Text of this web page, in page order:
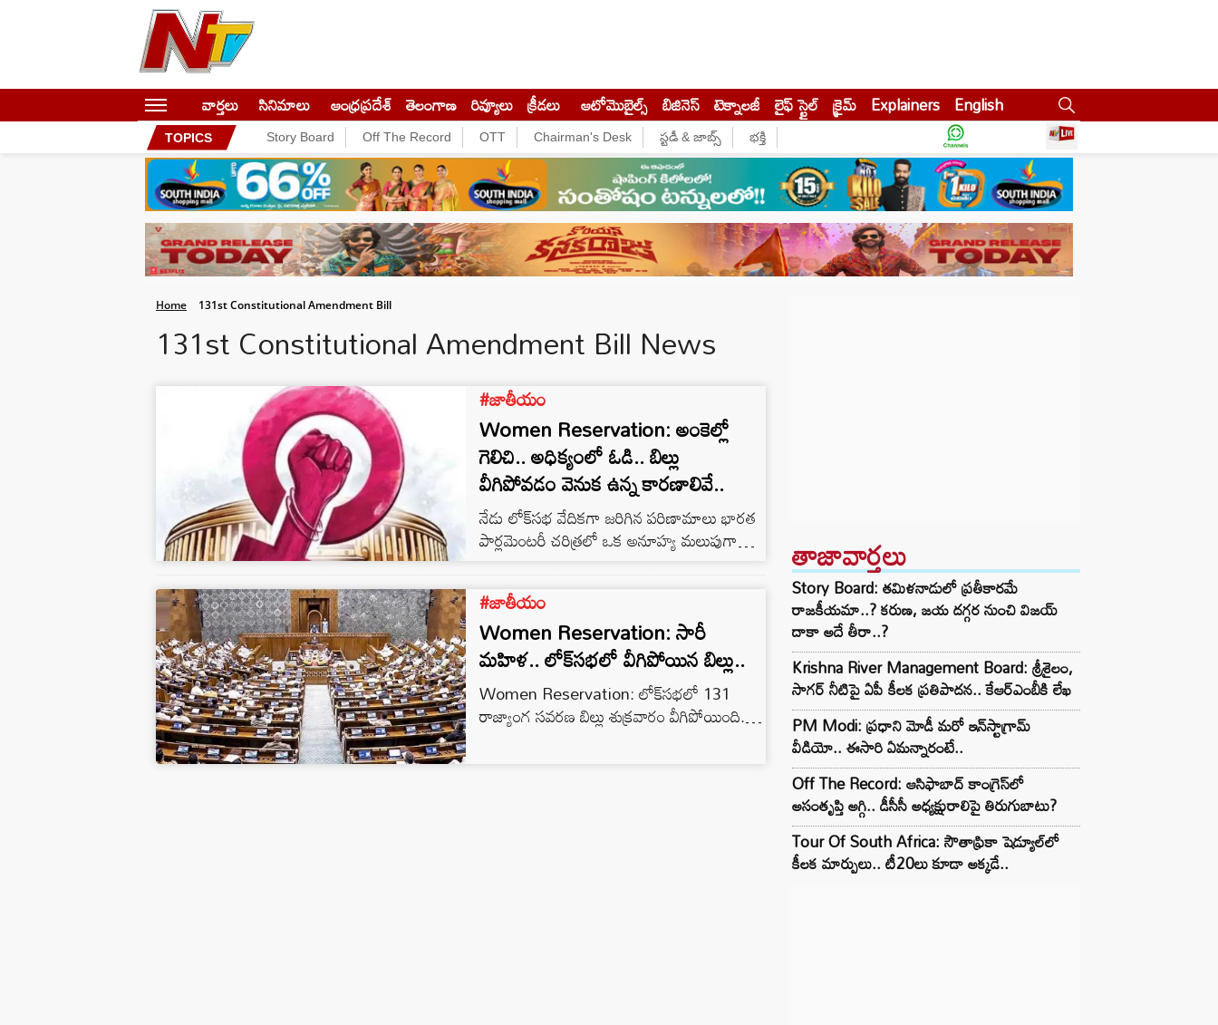
వార్తలు సినిమాలు ఆంధ్రప్రదేశ్ తెలంగాణ రివ్యూలు క్రీడలు ఆటోమొబైల్స్ బిజినెస్‌ టెక్నాలజీ లైఫ్ స్టైల్ క్రైమ్ Explainers English
TOPICS Story Board Off The Record OTT Chairman's Desk స్టడీ & జాబ్స్ భక్తి
Home 131st Constitutional Amendment Bill
131st Constitutional Amendment Bill News
#జాతీయం
Women Reservation: అంకెల్లో
గెలిచి.. అధిక్యంలో ఓడి.. బిల్లు
వీగిపోవడం వెనుక ఉన్న కారణాలివే..
నేడు లోక్‌సభ వేదికగా జరిగిన పరిణామాలు భారత
పార్లమెంటరీ చరిత్రలో ఒక అనూహ్య మలుపుగా
నిలిచిపోతాయి. గత దశాబ్ద కాలంగా తిరుగులేని
మెజారిటీతో దూసుకుపోతున్న కేంద్ర ప్రభుత్వానికి,
అనూహ్యంగా విపక్షాల ఐక్యత రూపంలో ఒక భారీ
ప్రతిబంధకం ఎదురైంది. 131వ రాజ్యాంగ సవరణ
బిల్లు వీగిపోవడం, దానికి అనుబంధంగా ఉన్న మరో
రెండు కీలక బిల్లులను ప్రభుత్వం
ఉపసంహరించుకోవడం వెనుక ఉన్న రాజకీయ,
సామాజిక కోణం దాగి ఉంది అంకెల్లో గెలిచి..
#జాతీయం
Women Reservation: సారీ
మహిళ.. లోక్‌సభలో వీగిపోయిన బిల్లు..
Women Reservation: లోక్‌సభలో 131
రాజ్యాంగ సవరణ బిల్లు శుక్రవారం వీగిపోయింది.
మొత్తం 528 సభ్యులు ఓటింగ్ చేస్తే ఇందులో 298
తాజావార్తలు
Story Board: తమిళనాడులో ప్రతీకారమే
రాజకీయమా..? కరుణ, జయ దగ్గర నుంచి విజయ్
దాకా అదే తీరా..?
Krishna River Management Board: శ్రీశైలం,
సాగర్ నీటిపై ఏపీ కీలక ప్రతిపాదన.. కేఆర్ఎంబీకి లేఖ
PM Modi: ప్రధాని మోడీ మరో ఇన్‌స్టాగ్రామ్
వీడియో.. ఈసారి ఏమన్నారంటే..
Off The Record: ఆసిఫాబాద్ కాంగ్రెస్‌లో
అసంతృప్తి అగ్గి.. డీసీసీ అధ్యక్షురాలిపై తిరుగుబాటు?
Tour Of South Africa: సౌతాఫ్రికా షెడ్యూల్‌లో
కీలక మార్పులు.. టీ20లు కూడా అక్కడే..